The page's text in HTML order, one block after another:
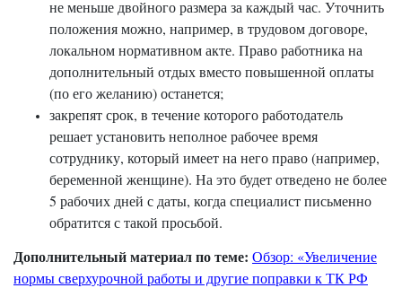
не меньше двойного размера за каждый час. Уточнить
положения можно, например, в трудовом договоре,
локальном нормативном акте. Право работника на
дополнительный отдых вместо повышенной оплаты
(по его желанию) останется;
закрепят срок, в течение которого работодатель
решает установить неполное рабочее время
сотруднику, который имеет на него право (например,
беременной женщине). На это будет отведено не более
5 рабочих дней с даты, когда специалист письменно
обратится с такой просьбой.
Дополнительный материал по теме: Обзор: «Увеличение
нормы сверхурочной работы и другие поправки к ТК РФ